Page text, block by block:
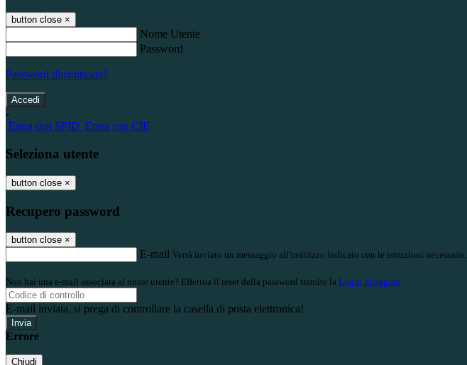
button close ×
Nome Utente
Password
Password dimenticata?
-
Entra con SPID Entra con CIE
Seleziona utente
button close ×
Recupero password
button close ×
E-mail Verrà inviato un messaggio all'indirizzo indicato con le istruzioni necessarie.
Non hai una e-mail associata al nome utente? Effettua il reset della password tramite la Login Spaggiari
E-mail inviata, si prega di controllare la casella di posta elettronica!
Errore
Chiudi